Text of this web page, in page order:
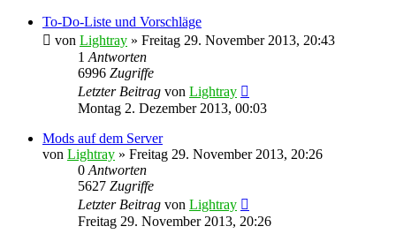
To-Do-Liste und Vorschläge
von Lightray » Freitag 29. November 2013, 20:43
1 Antworten
6996 Zugriffe
Letzter Beitrag von Lightray
Montag 2. Dezember 2013, 00:03
Mods auf dem Server
von Lightray » Freitag 29. November 2013, 20:26
0 Antworten
5627 Zugriffe
Letzter Beitrag von Lightray
Freitag 29. November 2013, 20:26